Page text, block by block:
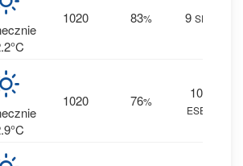
1020 83% 9 SE
1020 76%
10
ESE